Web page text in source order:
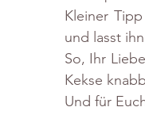
Kleiner
und lasst
So, Ihr
Kekse
Und für